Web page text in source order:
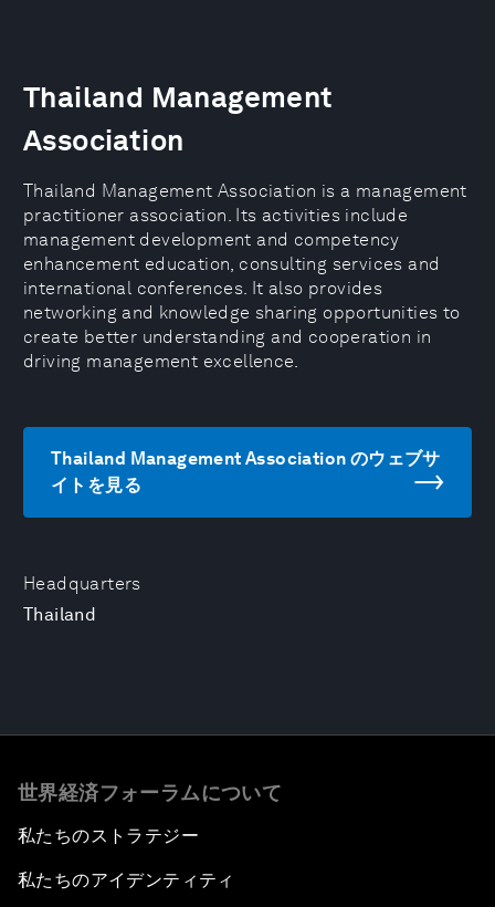
Headquarters
Thailand
Thailand Management
Association
Thailand Management Association is a management
practitioner association. Its activities include
management development and competency
enhancement education, consulting services and
international conferences. It also provides
networking and knowledge sharing opportunities to
create better understanding and cooperation in
driving management excellence.
Thailand Management Association のウェブサ
イトを見る
世界経済フォーラムについて
私たちのストラテジー
私たちのアイデンティティ